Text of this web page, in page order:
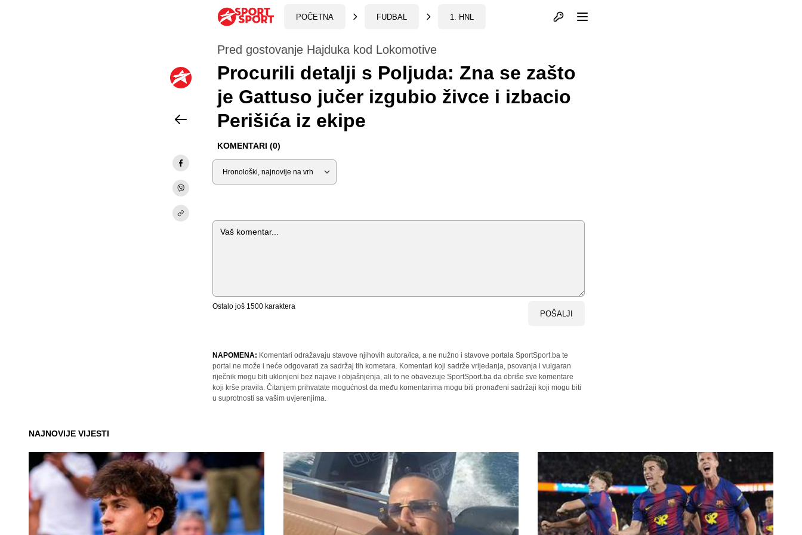
POČETNA FUDBAL 1. HNL Otvori profil
Pred gostovanje Hajduka kod Lokomotive
Procurili detalji s Poljuda: Zna se zašto
je Gattuso jučer izgubio živce i izbacio
Perišića iz ekipe
KOMENTARI (0)
Sortiraj
Komentar
Ostalo još 1500 karaktera
POŠALJI
NAPOMENA: Komentari odražavaju stavove njihovih autora/ica, a ne nužno i stavove portala SportSport.ba te
portal ne može i neće odgovarati za sadržaj tih kometara. Komentari koji sadrže vrijeđanja, psovanja i vulgaran
riječnik mogu biti uklonjeni bez najave i objašnjenja, ali to ne obavezuje SportSport.ba da obriše sve komentare
koji krše pravila. Čitanjem prihvatate mogućnost da među komentarima mogu biti pronađeni sadržaji koji mogu biti
u suprotnosti sa vašim uvjerenjima.
NAJNOVIJE VIJESTI